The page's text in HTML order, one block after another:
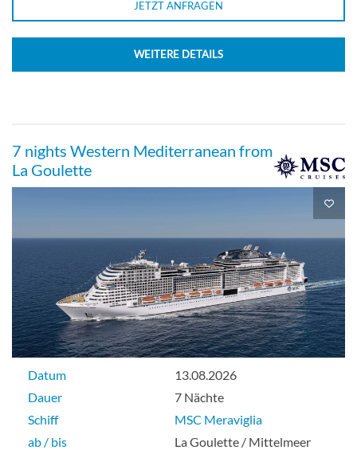
JETZT ANFRAGEN
WEITERE DETAILS
7 nights Western Mediterranean from
La Goulette
Datum
13.08.2026
Dauer
7 Nächte
Schiff
MSC Meraviglia
ab / bis
La Goulette / Mittelmeer